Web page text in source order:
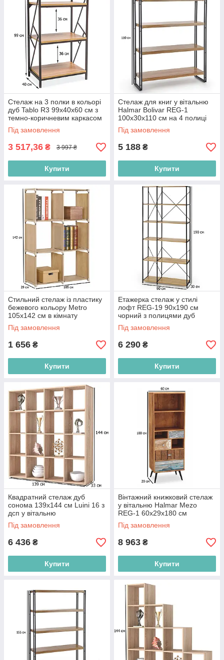
Стелаж на 3 полки в кольорі
дуб Tablo R3 99х40х60 см з
темно-коричневим каркасом
для офісу в стилі лофт
Під замовлення
3 517,36 ₴ 3 997 ₴
Купити
Стелаж для книг у вітальню
Halmar Bolivar REG-1
100х30х110 см на 4 полиці
дуб золотий із чорним
каркасом
Під замовлення
5 188 ₴
Купити
Стильний стелаж із пластику
бежевого кольору Metro
105х142 см в кімнату
Під замовлення
1 656 ₴
Купити
Етажерка стелаж у стилі
лофт REG-19 90х190 см
чорний з полицями дуб
сонома для офісу
Під замовлення
6 290 ₴
Купити
Квадратний стелаж дуб
сонома 139х144 см Luini 16 з
дсп у вітальню
Під замовлення
6 436 ₴
Купити
Вінтажний книжковий стелаж
у вітальню Halmar Mezo
REG-1 60х29х180 см
різнокольоровий на чорних
ніжках
Під замовлення
8 963 ₴
Купити